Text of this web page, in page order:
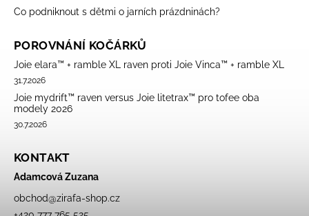
Co podniknout s dětmi o jarních prázdninách?
POROVNÁNÍ KOČÁRKŮ
Joie elara™ + ramble XL raven proti Joie Vinca™ + ramble XL
31.7.2026
Joie mydrift™ raven versus Joie litetrax™ pro tofee oba
modely 2026
30.7.2026
KONTAKT
Adamcová Zuzana
obchod@zirafa-shop.cz